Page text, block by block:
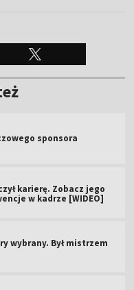
sponsora
karierę. Zobacz jego
w kadrze [WIDEO]
wybrany. Był mistrzem